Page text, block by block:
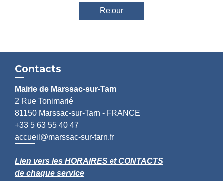
Retour
Contacts
Mairie de Marssac-sur-Tarn
2 Rue Tonimarié
81150 Marssac-sur-Tarn - FRANCE
+33 5 63 55 40 47
accueil@marssac-sur-tarn.fr
Lien vers les HORAIRES et CONTACTS
de chaque service